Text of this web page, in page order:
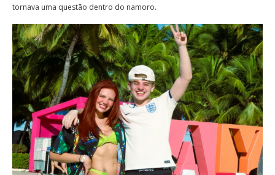
tornava uma questão dentro do namoro.